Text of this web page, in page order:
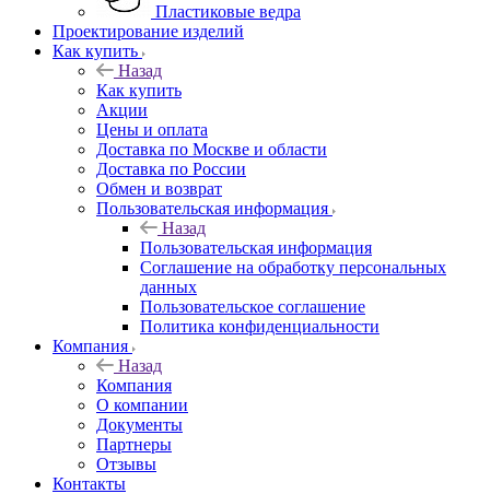
Пластиковые ведра
Проектирование изделий
Как купить
Назад
Как купить
Акции
Цены и оплата
Доставка по Москве и области
Доставка по России
Обмен и возврат
Пользовательская информация
Назад
Пользовательская информация
Соглашение на обработку персональных
данных
Пользовательское соглашение
Политика конфиденциальности
Компания
Назад
Компания
О компании
Документы
Партнеры
Отзывы
Контакты